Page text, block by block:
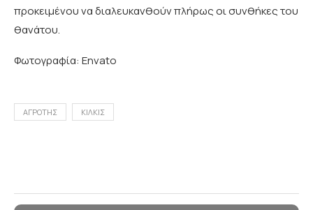
προκειμένου να διαλευκανθούν πλήρως οι συνθήκες του
θανάτου.
Φωτογραφία: Envato
ΑΓΡΟΤΗΣ ΚΙΛΚΙΣ